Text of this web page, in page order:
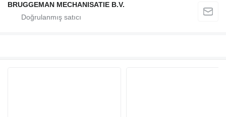
BRUGGEMAN MECHANISATIE B.V.